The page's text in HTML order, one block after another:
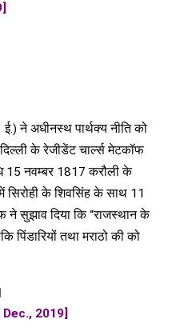
ने अधीनस्थ पार्थक्य नीति को
के रेजीडेंट चार्ल्स मेटकॉफ
15 नवम्बर 1817 करौली के
के शिवसिंह के साथ 11
ने सुझाव दिया कि “राजस्थान के
पिंडारियों तथा मराठो की को
2019]